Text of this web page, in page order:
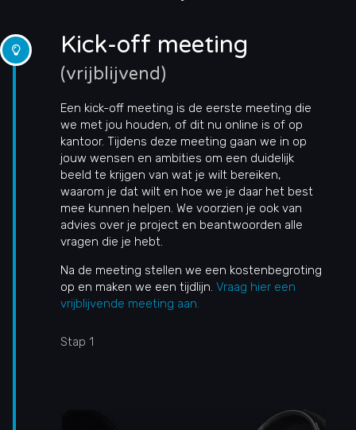
Kick-off meeting
(vrijblijvend)
Een kick-off meeting is de eerste meeting die
we met jou houden, of dit nu online is of op
kantoor. Tijdens deze meeting gaan we in op
jouw wensen en ambities om een duidelijk
beeld te krijgen van wat je wilt bereiken,
waarom je dat wilt en hoe we je daar het best
mee kunnen helpen. We voorzien je ook van
advies over je project en beantwoorden alle
vragen die je hebt.
Na de meeting stellen we een kostenbegroting
op en maken we een tijdlijn. Vraag hier een
vrijblijvende meeting aan.
Stap 1